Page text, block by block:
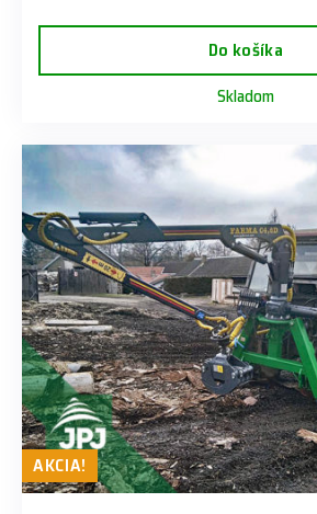
Do košíka
Skladom
AKCIA!